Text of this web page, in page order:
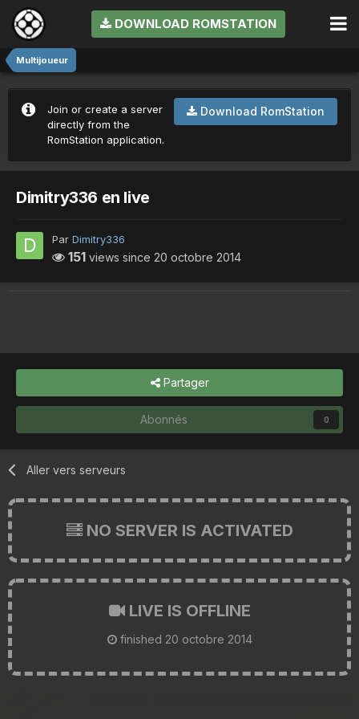
DOWNLOAD ROMSTATION
Multijoueur
Download RomStation
Join or create a server
directly from the
RomStation application.
Dimitry336 en live
Par Dimitry336
151 views since 20 octobre 2014
Partager
Abonnés 0
Aller vers serveurs
NO SERVER IS ACTIVATED
LIVE IS OFFLINE
finished 20 octobre 2014